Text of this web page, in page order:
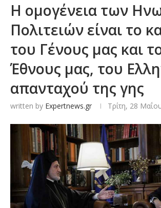
Η ομογένεια των
Πολιτειών είναι το
του Γένους μας και
Έθνους μας, του
απανταχού της γης
written by Expertnews.gr Τρίτη, 28